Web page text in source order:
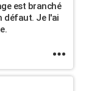
est branché
défaut. Je l'ai